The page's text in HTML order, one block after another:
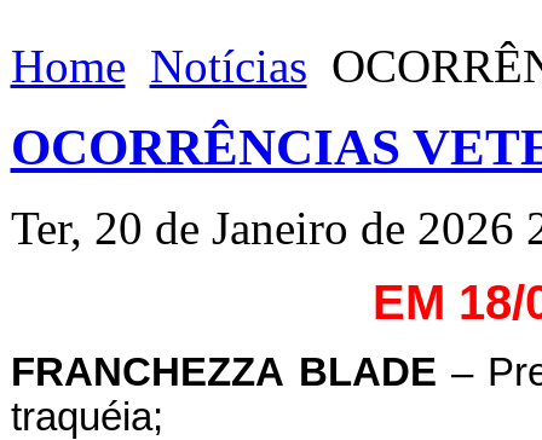
Home Notícias
OCORRÊNCIAS
Ter, 20 de Janeiro de 2026
EM 18/
FRANCHEZZA BLADE –
traquéia;